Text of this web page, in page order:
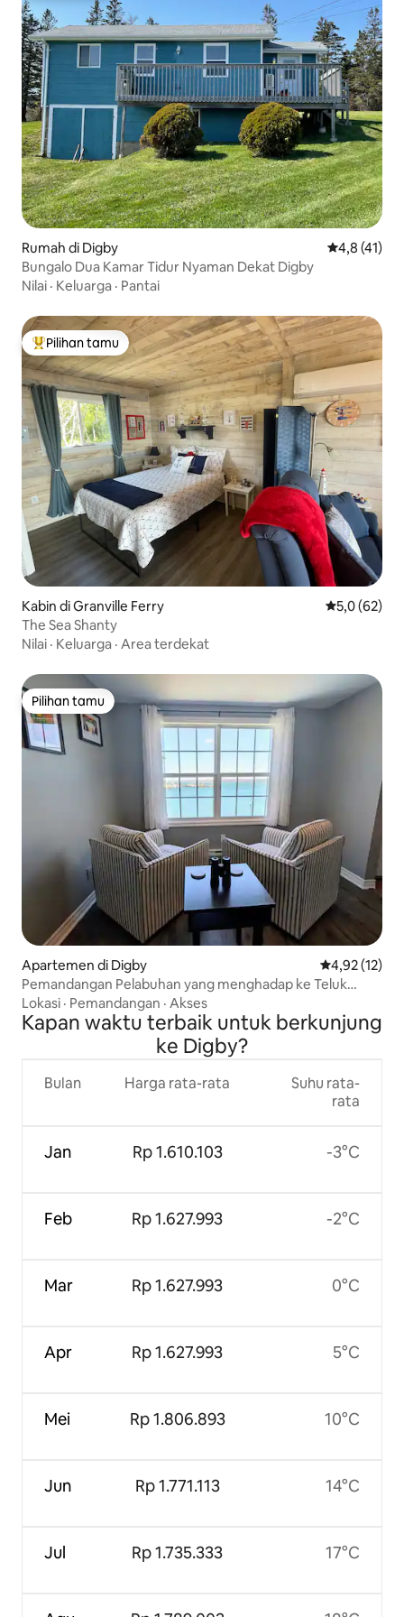
Rumah di Digby Nilai rata-
4,8 (41)
Bungalo Dua Kamar Tidur Nyaman Dekat Digby
Nilai · Keluarga · Pantai
Pilihan tamu terpopuler
Pilihan tamu
Kabin di Granville Ferry Nilai rata-
5,0 (62)
The Sea Shanty
Nilai · Keluarga · Area terdekat
Pilihan tamu
Pilihan tamu
Apartemen di Digby Nilai rata-
4,92 (12)
Pemandangan Pelabuhan yang menghadap ke Teluk
Fundy - Digby
Lokasi · Pemandangan · Akses
Kapan waktu terbaik untuk berkunjung
ke Digby?
Bulan
Jan
Feb
Mar
Apr
Mei
Jun
Jul
Harga rata-rata
Rp 1.610.103
Rp 1.627.993
Rp 1.627.993
Rp 1.627.993
Rp 1.806.893
Rp 1.771.113
Rp 1.735.333
Suhu rata-
rata
-3°C
-2°C
0°C
5°C
10°C
14°C
17°C